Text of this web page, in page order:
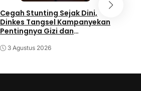
Cegah Stunting Sejak Dini,
Dinkes Tangsel Kampanyekan
Pentingnya Gizi dan
3 Agustus 2026